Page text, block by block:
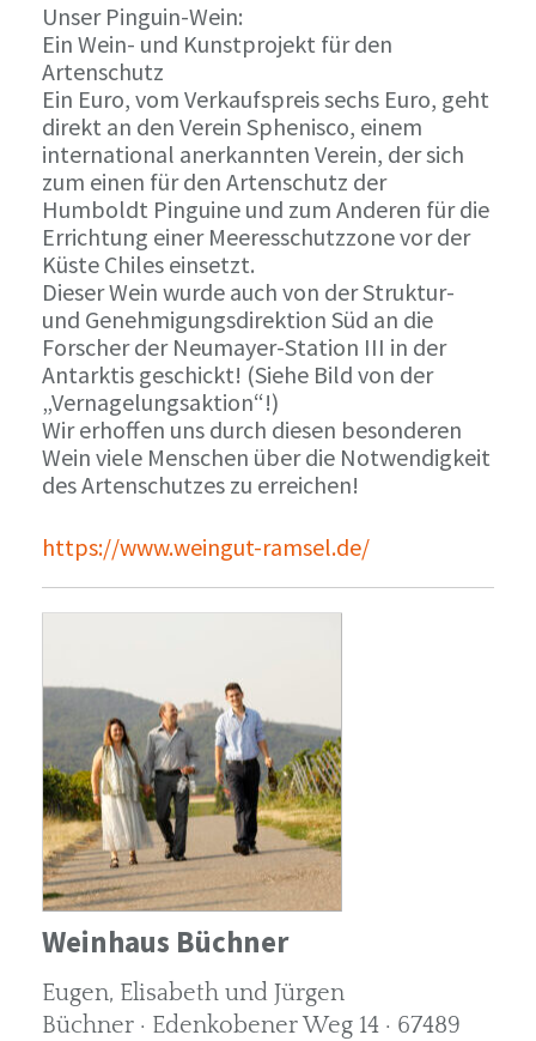
Unser Pinguin-Wein:
Ein Wein- und Kunstprojekt für den
Artenschutz
Ein Euro, vom Verkaufspreis sechs Euro, geht
direkt an den Verein Sphenisco, einem
international anerkannten Verein, der sich
zum einen für den Artenschutz der
Humboldt Pinguine und zum Anderen für die
Errichtung einer Meeresschutzzone vor der
Küste Chiles einsetzt.
Dieser Wein wurde auch von der Struktur-
und Genehmigungsdirektion Süd an die
Forscher der Neumayer-Station III in der
Antarktis geschickt! (Siehe Bild von der
„Vernagelungsaktion“!)
Wir erhoffen uns durch diesen besonderen
Wein viele Menschen über die Notwendigkeit
des Artenschutzes zu erreichen!
https://www.weingut-ramsel.de/
Weinhaus Büchner
Eugen, Elisabeth und Jürgen
Büchner · Edenkobener Weg 14 · 67489